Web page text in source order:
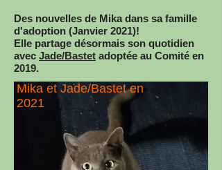
Des nouvelles de Mika dans sa famille
d'adoption (Janvier 2021)!
Elle partage désormais son quotidien
avec Jade/Bastet adoptée au Comité en
2019.
Mika et Jade/Bastet en
2021